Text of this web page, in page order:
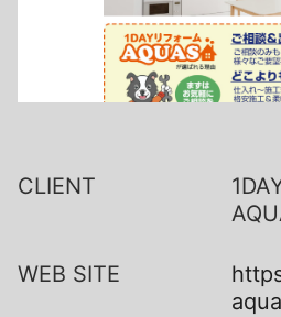
CLIENT
WEB SITE